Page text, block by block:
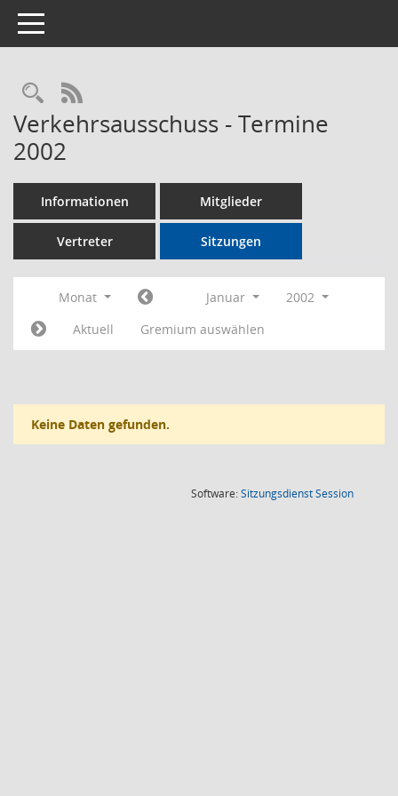
Toggle navigation
Rechercheauswahl
RSS-Feed
Verkehrsausschuss - Termine
2002
Informationen Mitglieder
Vertreter Sitzungen
Monat Januar
2002
Aktuell
Gremium auswählen
Keine Daten gefunden.
Software:SitzungsdienstSession(Wird in